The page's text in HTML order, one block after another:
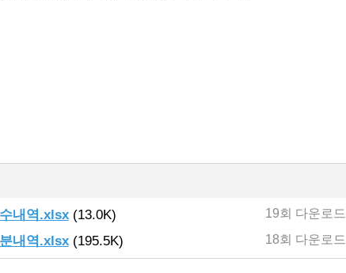
내역.xlsx(13.0K) 19회 다운로
내역.xlsx(195.5K) 18회 다운로